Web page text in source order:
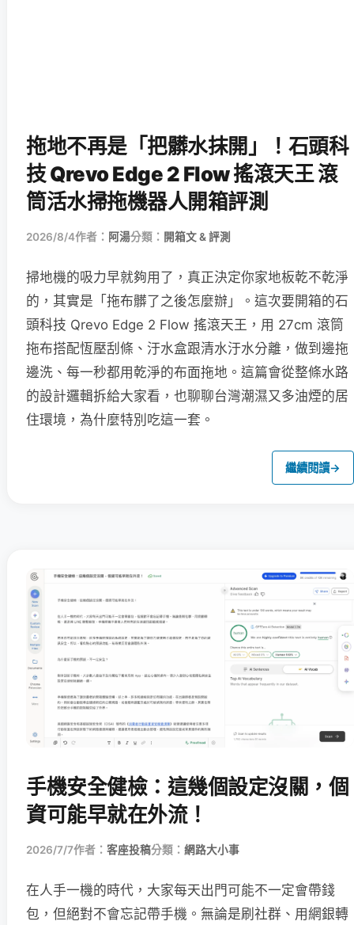
拖地不再是「把髒水抹開」！石頭科
技 Qrevo Edge 2 Flow 搖滾天王 滾
筒活水掃拖機器人開箱評測
2026/8/4作者： 阿湯分類： 開箱文 & 評測
掃地機的吸力早就夠用了，真正決定你家地板乾不乾淨
的，其實是「拖布髒了之後怎麼辦」。這次要開箱的石
頭科技 Qrevo Edge 2 Flow 搖滾天王，用 27cm 滾筒
拖布搭配恆壓刮條、汙水盒跟清水汙水分離，做到邊拖
邊洗、每一秒都用乾淨的布面拖地。這篇會從整條水路
的設計邏輯拆給大家看，也聊聊台灣潮濕又多油煙的居
住環境，為什麼特別吃這一套。
繼續閱讀→
手機安全健檢：這幾個設定沒關，個
資可能早就在外流！
2026/7/7作者： 客座投稿分類： 網路大小事
在人手一機的時代，大家每天出門可能不一定會帶錢
包，但絕對不會忘記帶手機。無論是刷社群、用網銀轉